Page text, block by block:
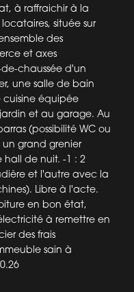
à raffraichir à la
située sur
des
et axes
chaussée d'un
une salle de bain
cuisine équipée
et au garage. Au
(possibilité WC ou
grand grenier
de nuit. -1 : 2
et l'autre avec la
Libre à l'acte.
en bon état,
à remettre en
des frais
sain à